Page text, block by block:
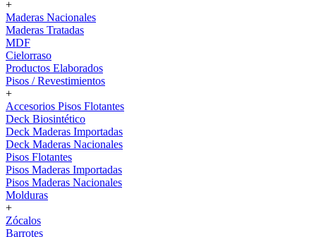
+
Maderas Nacionales
Maderas Tratadas
MDF
Cielorraso
Productos Elaborados
Pisos / Revestimientos
+
Accesorios Pisos Flotantes
Deck Biosintético
Deck Maderas Importadas
Deck Maderas Nacionales
Pisos Flotantes
Pisos Maderas Importadas
Pisos Maderas Nacionales
Molduras
+
Zócalos
Barrotes